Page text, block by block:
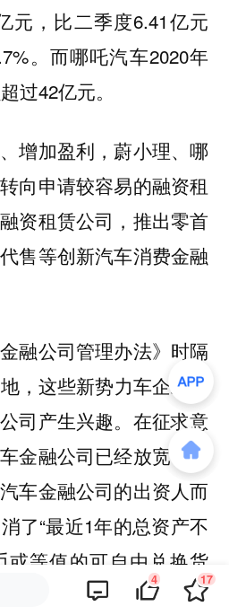
元，比二季度6.41亿元
。而哪吒汽车2020年
过42亿元。
增加盈利，蔚小理、哪
向申请较容易的融资租
资租赁公司，推出零首
售等创新汽车消费金融
融公司管理办法》时隔
，这些新势力车企或因
司产生兴趣。在征求意
金融公司已经放宽了一
车金融公司的出资人而
了“最近1年的总资产不
或等值的可自由兑换货
求。
4 17